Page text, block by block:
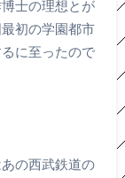
士の理想とが
初の学園都市
に至ったので
の西武鉄道の